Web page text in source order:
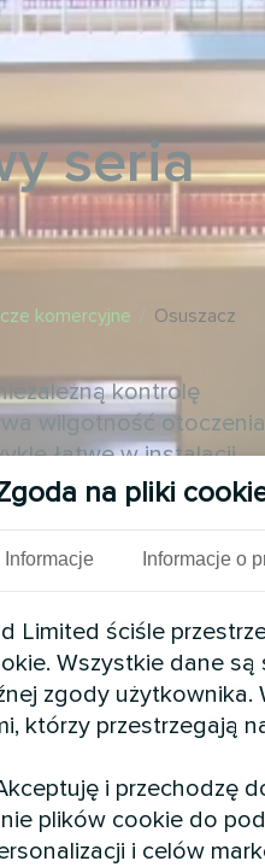
seria
komercyjne / Osuszacz
kontrolę
wilgotność
łatwe w instalacji
na pliki
Informacje Informacje o
Limited ściśle
Wszystkie dane
zgody użytkownika.
którzy przestrzegają
i przechodzę
plików cookie do
i celów